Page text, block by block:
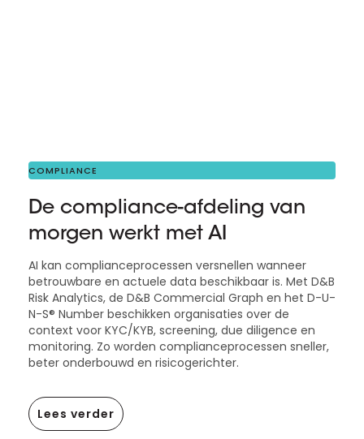
COMPLIANCE
De compliance-afdeling van
morgen werkt met AI
AI kan complianceprocessen versnellen wanneer
betrouwbare en actuele data beschikbaar is. Met D&B
Risk Analytics, de D&B Commercial Graph en het D-U-
N-S® Number beschikken organisaties over de
context voor KYC/KYB, screening, due diligence en
monitoring. Zo worden complianceprocessen sneller,
beter onderbouwd en risicogerichter.
Lees verder